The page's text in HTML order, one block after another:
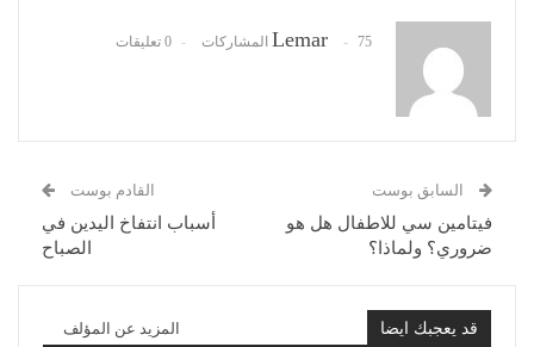
Lemar 75 المشاركات 0 تعليقات
السابق بوست
فيتامين سي للاطفال هل هو
ضروري؟ ولماذا؟
القادم بوست
أسباب انتفاخ اليدين في
الصباح
قد يعجبك ايضا المزيد عن المؤلف